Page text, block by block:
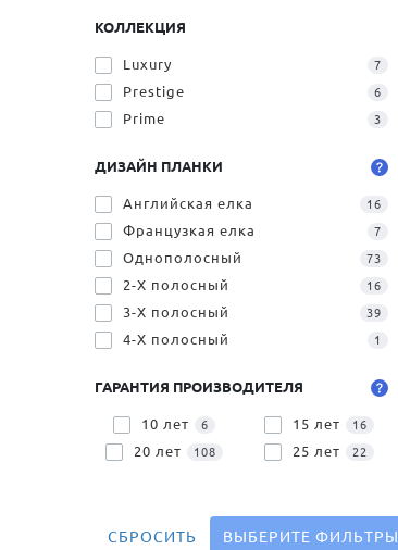
КОЛЛЕКЦИЯ
Luxury 7
Prestige 6
Prime 3
ДИЗАЙН ПЛАНКИ
Английская елка 16
Французкая елка 7
Однополосный 73
2-Х полосный 16
3-Х полосный 39
4-Х полосный 1
ГАРАНТИЯ ПРОИЗВОДИТЕЛЯ
10 лет 6 15 лет 16
20 лет 108 25 лет 22
СБРОСИТЬ ВЫБЕРИТЕ ФИЛЬТРЫ